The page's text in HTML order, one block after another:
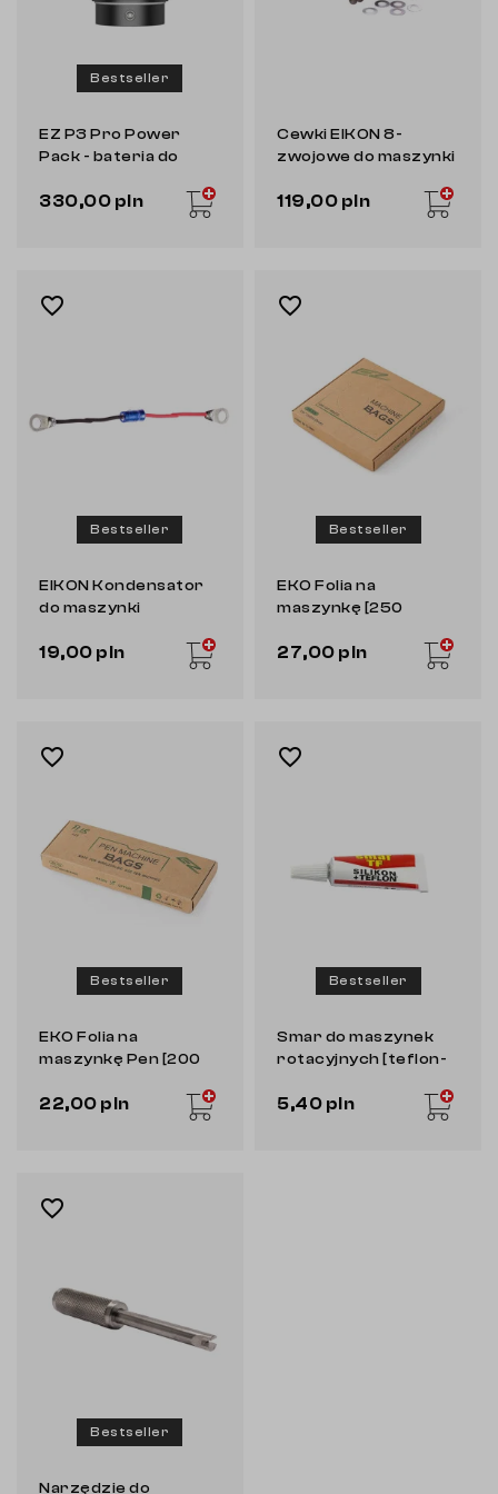
Bestseller
EZ P3 Pro Power
Pack - bateria do
tatuowania
330,00 pln
Cewki EIKON 8-
zwojowe do maszynki
119,00 pln
Bestseller
favorite_border
EIKON Kondensator
do maszynki
19,00 pln
Bestseller
favorite_border
EKO Folia na
maszynkę [250
27,00 pln
Bestseller
favorite_border
EKO Folia na
maszynkę Pen [200
22,00 pln
Bestseller
favorite_border
Smar do maszynek
rotacyjnych [teflon-
5,40 pln
Bestseller
favorite_border
Narzędzie do